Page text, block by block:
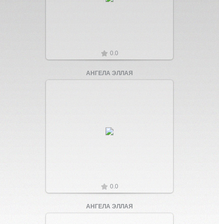
0.0
АНГЕЛА ЭЛЛАЯ
Увеличить
0.0
АНГЕЛА ЭЛЛАЯ